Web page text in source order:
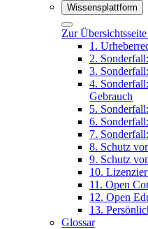
Wissensplattform
Zur Übersichtsseite
1.
2.
3.
4.
Gebrauch
5.
6.
7.
8. Schutz
9. Schutz
10.
11. Open
12. Open
13.
Glossar